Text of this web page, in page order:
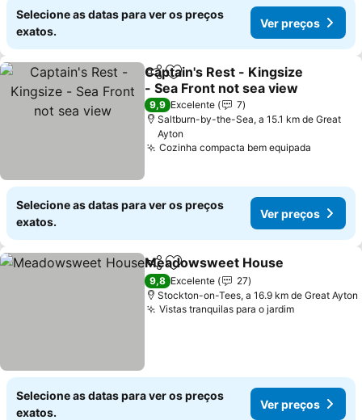
Selecione as datas para ver os preços
exatos.
Ver preços
PartilharAdicionar aos favoritos
Captain's Rest - Kingsize
- Sea Front not sea view
9,9 Excelente
7
Saltburn-by-the-Sea, a 15.1 km de Great
Ayton
Cozinha compacta bem equipada
Selecione as datas para ver os preços
exatos.
Ver preços
PartilharAdicionar aos favoritos
Meadowsweet House
9,8 Excelente
27
Stockton-on-Tees, a 16.9 km de Great Ayton
Vistas tranquilas para o jardim
Selecione as datas para ver os preços
exatos.
Ver preços